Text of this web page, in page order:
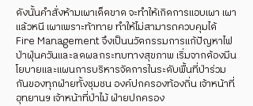
ดังนั้นคำสั่งห้ามเผาเด็ดขาด จะทำให้เกิดการแอบเผา เผา
แล้วหนี เผาเพราะท้าทาย ทำให้ไม่สามารถควบคุมได้
Fire Management จึงเป็นนวัตกรรมการแก้ปัญหาไฟ
ป่าฝุ่นควันและลดผลกระทบทางสุขภาพ เริ่มจากต้องมีน
โยบายและแผนการบริหารจัดการในระดับพื้นที่ป่าร่วม
กันของทุกฝ่ายทั้งชุมชน องค์ปกครองท้องถิ่น เจ้าหน้าที่
อุทยานฯ เจ้าหน้าที่ป่าไม้ ฝ่ายปกครอง